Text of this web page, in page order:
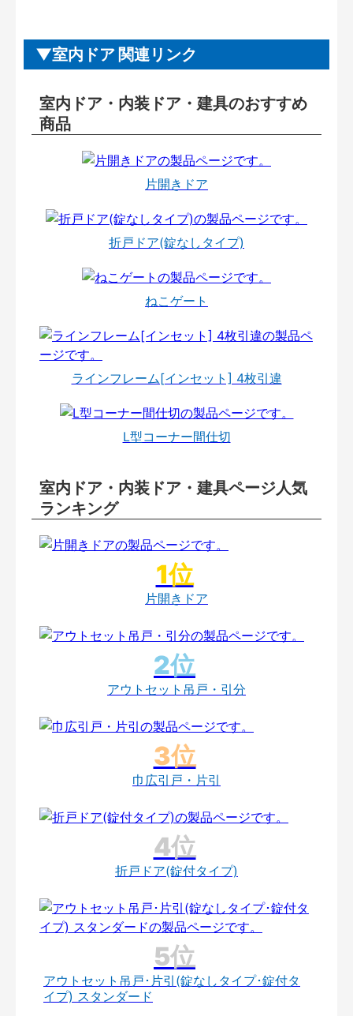
室内ドア 関連リンク
室内ドア・内装ドア・建具のおすすめ
商品
片開きドア
折戸ドア(錠なしタイプ)
ねこゲート
ラインフレーム[インセット] 4枚引違
L型コーナー間仕切
室内ドア・内装ドア・建具ページ人気
ランキング
片開きドア
アウトセット吊戸・引分
巾広引戸・片引
折戸ドア(錠付タイプ)
アウトセット吊戸･片引(錠なしタイプ･錠付タ
イプ) スタンダード